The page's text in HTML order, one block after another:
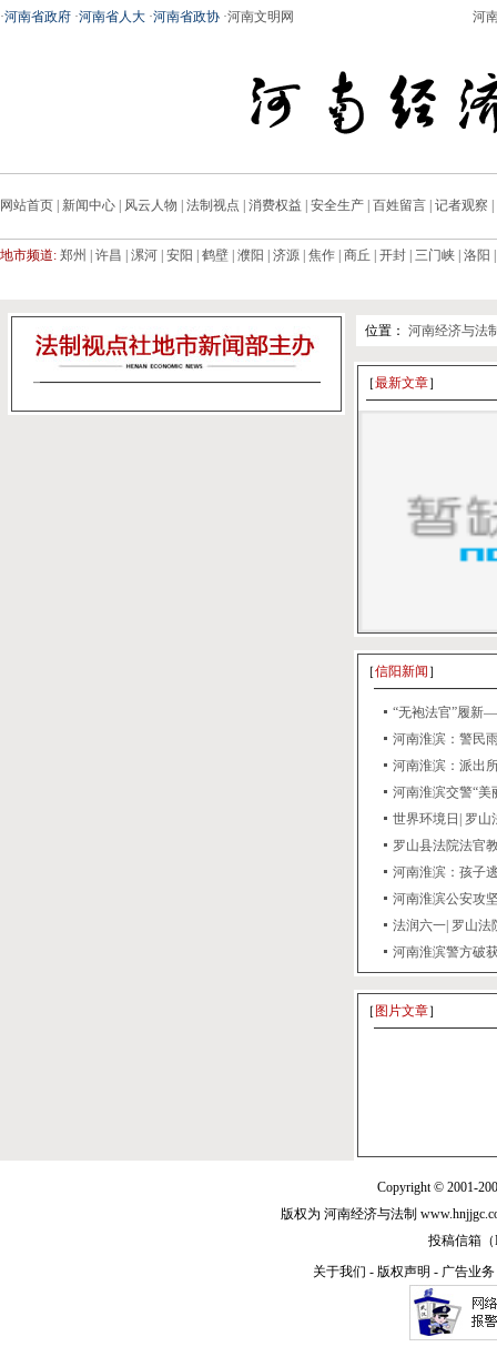
·河南省政府 ·河南省人大 ·河南省政协 ·河南文明网 河
网站首页 新闻中心 风云人物 法制视点 消费权益 安全生产 百姓留言 记者观察
地市频道: 郑州 许昌 漯河 安阳 鹤壁 濮阳 济源 焦作 商丘 开封 三门峡 洛阳
位置： 河南经济与法
［最新文章］
［信阳新闻 ］
“无袍法官”履新
河南淮滨：警民
河南淮滨：派出
河南淮滨交警“
世界环境日| 罗山
罗山县法院法官
河南淮滨：孩子
河南淮滨公安攻
法润六一| 罗山法
河南淮滨警方破
［ 图片文章］
Copyright © 2001-
版权为 河南经济与法制
投稿信箱（
关于我们 - 版权声明 - 广告业务